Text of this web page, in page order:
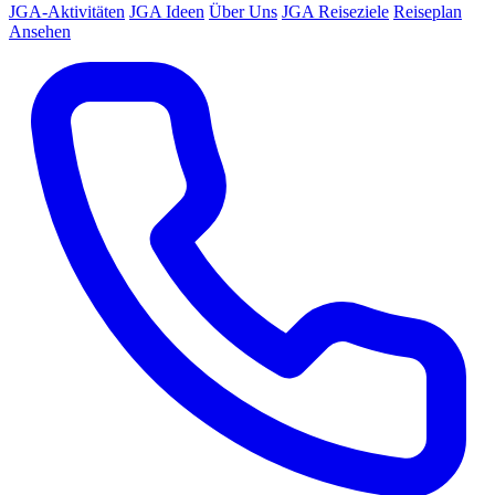
JGA-Aktivitäten JGA Ideen Über Uns JGA Reiseziele Reiseplan
Ansehen